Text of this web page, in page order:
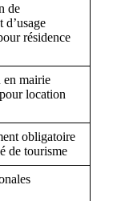
de
d’usage
résidence
en mairie
location
obligatoire
de tourisme